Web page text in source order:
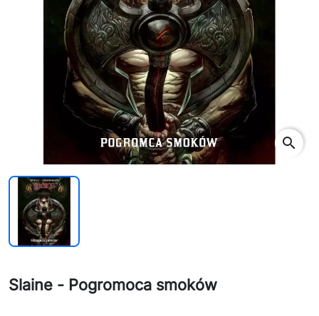
search
Slaine - Pogromoca smoków